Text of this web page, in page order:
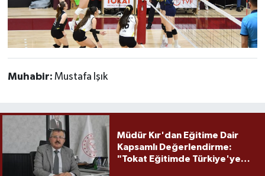
Muhabir: Mustafa Işık
Müdür Kır'dan Eğitime Dair
Kapsamlı Değerlendirme:
"Tokat Eğitimde Türkiye'ye